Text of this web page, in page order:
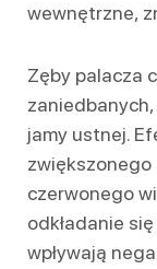
wewnętrzne,
Zęby palacza
jamy ustnej.
zwiększonego
czerwonego
odkładanie
wpływają